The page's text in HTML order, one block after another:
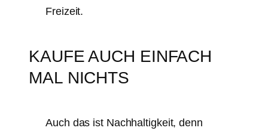
Freizeit.
KAUFE AUCH EINFACH
MAL NICHTS
Auch das ist Nachhaltigkeit, denn